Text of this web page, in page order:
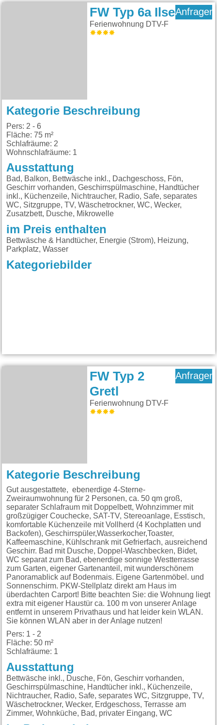
FW Typ 6a Ilse
Ferienwohnung DTV-F
Anfragen
Kategorie Beschreibung
Pers: 2 - 6
Fläche: 75 m²
Schlafräume: 2
Wohnschlafräume: 1
Ausstattung
Bad, Balkon, Bettwäsche inkl., Dachgeschoss, Fön,
Geschirr vorhanden, Geschirrspülmaschine, Handtücher
inkl., Küchenzeile, Nichtraucher, Radio, Safe, separates
WC, Sitzgruppe, TV, Wäschetrockner, WC, Wecker,
Zusatzbett, Dusche, Mikrowelle
im Preis enthalten
Bettwäsche & Handtücher, Energie (Strom), Heizung,
Parkplatz, Wasser
Kategoriebilder
FW Typ 2
Gretl
Ferienwohnung DTV-F
Anfragen
Kategorie Beschreibung
Gut ausgestattete, ebenerdige 4-Sterne-
Zweiraumwohnung für 2 Personen, ca. 50 qm groß,
separater Schlafraum mit Doppelbett, Wohnzimmer mit
großzügiger Couchecke, SAT-TV, Stereoanlage, Esstisch,
komfortable Küchenzeile mit Vollherd (4 Kochplatten und
Backofen), Geschirrspüler,Wasserkocher,Toaster,
Kaffeemaschine, Kühlschrank mit Gefrierfach, ausreichend
Geschirr. Bad mit Dusche, Doppel-Waschbecken, Bidet,
WC separat zum Bad, ebenerdige sonnige Westterrasse
zum Garten, eigener Gartenanteil, mit wunderschönem
Panoramablick auf Bodenmais. Eigene Gartenmöbel. und
Sonnenschirm. PKW-Stellplatz direkt am Haus im
überdachten Carport! Bitte beachten Sie: die Wohnung liegt
extra mit eigener Haustür ca. 100 m von unserer Anlage
entfernt in unserem Privathaus und hat leider kein WLAN.
Sie können WLAN aber in der Anlage nutzen!
Pers: 1 - 2
Fläche: 50 m²
Schlafräume: 1
Ausstattung
Bettwäsche inkl., Dusche, Fön, Geschirr vorhanden,
Geschirrspülmaschine, Handtücher inkl., Küchenzeile,
Nichtraucher, Radio, Safe, separates WC, Sitzgruppe, TV,
Wäschetrockner, Wecker, Erdgeschoss, Terrasse am
Zimmer, Wohnküche, Bad, privater Eingang, WC